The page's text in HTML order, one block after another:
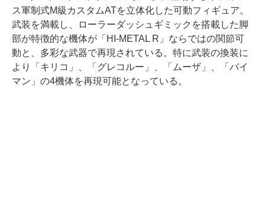
ス軍制式M級カスタムATを立体化した可動フィギュア。
武装を満載し、ローラーダッシュギミックを搭載した脚
部が特徴的な機体が「HI-METAL R」ならではの関節可
動と、多彩な武器で再現されている。特に武装の換装に
より「キリコ」、「グレコルー」、「ムーザ」、「バイ
マン」の4機体を再現可能となっている。